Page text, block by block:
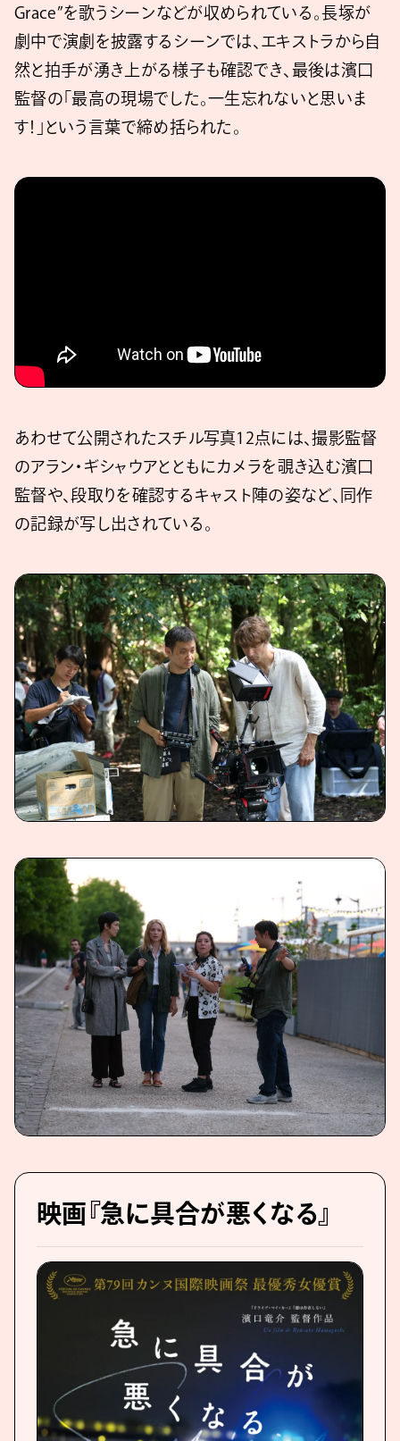
Grace”を歌うシーンなどが収められている。長塚が
劇中で演劇を披露するシーンでは、エキストラから自
然と拍手が湧き上がる様子も確認でき、最後は濱口
監督の「最高の現場でした。一生忘れないと思いま
す！」という言葉で締め括られた。
あわせて公開されたスチル写真12点には、撮影監督
のアラン・ギシャウアとともにカメラを覗き込む濱口
監督や、段取りを確認するキャスト陣の姿など、同作
の記録が写し出されている。
映画『急に具合が悪くなる』